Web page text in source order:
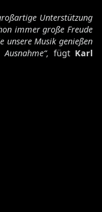
Unterstützung
immer große Freude
unsere Musik genießen
fügt Karl